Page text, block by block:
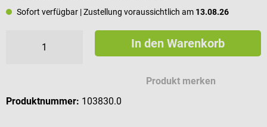
Sofort verfügbar | Zustellung voraussichtlich am 13.08.26
In den Warenkorb
Produkt merken
Produktnummer: 103830.0